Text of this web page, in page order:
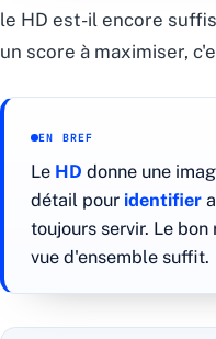
le HD est-il encore
un score à maximiser,
EN BREF
Le HD donne une
détail pour identifier
toujours servir. Le
vue d'ensemble suffit.